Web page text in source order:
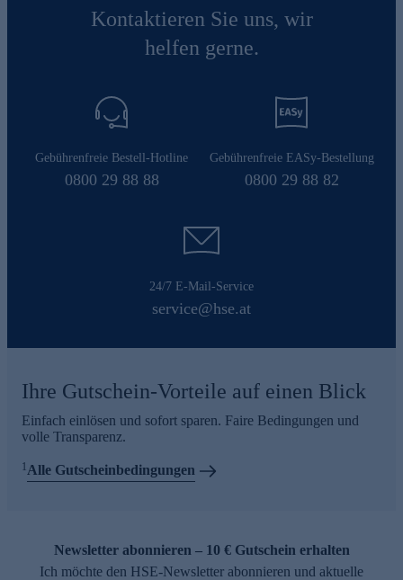
Kontaktieren Sie uns, wir
helfen gerne.
Gebührenfreie Bestell-Hotline
0800 29 88 88
Gebührenfreie EASy-Bestellung
0800 29 88 82
24/7 E-Mail-Service
service@hse.at
Ihre Gutschein-Vorteile auf einen Blick
Einfach einlösen und sofort sparen. Faire Bedingungen und
volle Transparenz.
1Alle Gutscheinbedingungen
Newsletter abonnieren – 10 € Gutschein erhalten
Ich möchte den HSE-Newsletter abonnieren und aktuelle